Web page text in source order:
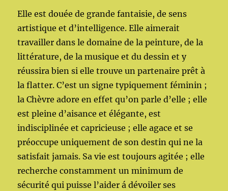
Elle est douée de grande fantaisie, de sens
artistique et d’intelligence. Elle aimerait
travailler dans le domaine de la peinture, de la
littérature, de la musique et du dessin et y
réussira bien si elle trouve un partenaire prêt à
la flatter. C’est un signe typiquement féminin ;
la Chèvre adore en effet qu’on parle d’elle ; elle
est pleine d’aisance et élégante, est
indisciplinée et capricieuse ; elle agace et se
préoccupe uniquement de son destin qui ne la
satisfait jamais. Sa vie est toujours agitée ; elle
recherche constamment un minimum de
sécurité qui puisse l’aider á dévoiler ses